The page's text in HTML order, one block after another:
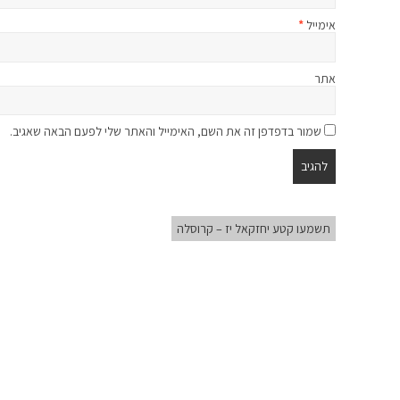
אימייל *
אתר
שמור בדפדפן זה את השם, האימייל והאתר שלי לפעם הבאה שאגיב.
תשמעו קטע יחזקאל יז – קרוסלה